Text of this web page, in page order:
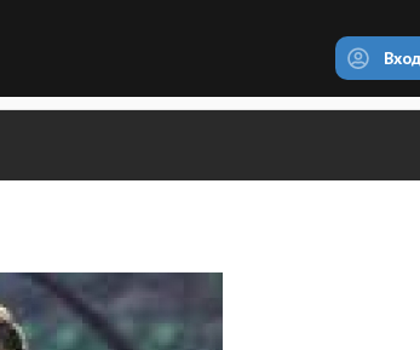
Вход